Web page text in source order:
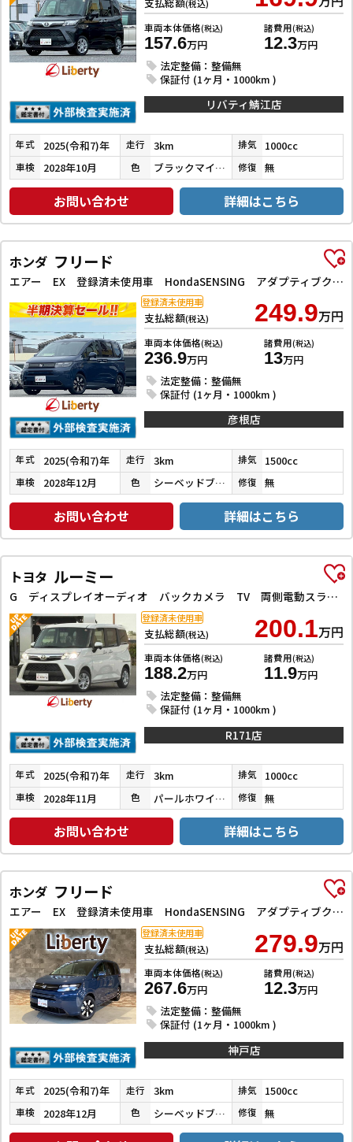
(税込)
車両本体価格(税込)
157.6万円
諸費用(税込)
12.3万円
法定整備：整備無
保証付 (1ヶ月・1000km )
リバティ鯖江店
年式 2025(令和7)年 走行 3km 排気 1000cc
車検 2028年10月 色 ブラックマイカメタリック 修復 無
お問い合わせ 詳細はこちら
ホンダ フリード
エアー EX 登録済未使用車 HondaSENSING アダプティブクルーズコントロール レーンアシスト 衝突被害軽減システム 両側電動スライドドア オートライト LEDヘッドランプ スマートキー シートヒーター
支払総額(税込) 249.9万円
車両本体価格(税込)
236.9万円
諸費用(税込)
13万円
法定整備：整備無
保証付 (1ヶ月・1000km )
登録済未使用車
彦根店
年式 2025(令和7)年 走行 3km 排気 1500cc
車検 2028年12月 色 シーベッドブルーパール 修復 無
お問い合わせ 詳細はこちら
トヨタ ルーミー
G ディスプレイオーディオ バックカメラ TV 両側電動スライドドア クリアランスソナー 衝突被害軽減システム オートライト LEDヘッドランプ スマートキー アイドリングストップ 電動格納ミラー
支払総額(税込) 200.1万円
車両本体価格(税込)
188.2万円
諸費用(税込)
11.9万円
法定整備：整備無
保証付 (1ヶ月・1000km )
登録済未使用車
R171店
年式 2025(令和7)年 走行 3km 排気 1000cc
車検 2028年11月 色 パールホワイトⅢ 修復 無
お問い合わせ 詳細はこちら
ホンダ フリード
エアー EX 登録済未使用車 HondaSENSING アダプティブクルーズコントロール レーンアシスト 衝突被害軽減システム 両側電動スライドドア オートライト LEDヘッドランプ スマートキー シートヒーター
支払総額(税込) 279.9万円
車両本体価格(税込)
267.6万円
諸費用(税込)
12.3万円
法定整備：整備無
保証付 (1ヶ月・1000km )
登録済未使用車
神戸店
年式 2025(令和7)年 走行 3km 排気 1500cc
車検 2028年12月 色 シーベッドブルーパール 修復 無